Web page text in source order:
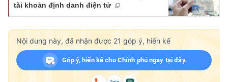
tài khoản định danh điện tử
Nội dung này, đã nhận được 21 góp ý, hiến kế
Góp ý, hiến kế cho Chính phủ ngay tại đây